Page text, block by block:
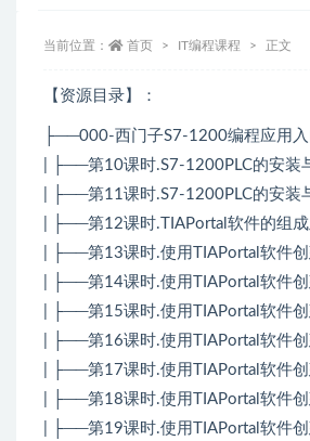
当前位置： 首页 IT编程课程 正文
【资源目录】：
├──000-西门子S7-1200编程应用入
| ├──第10课时.S7-1200PLC的安装
| ├──第11课时.S7-1200PLC的安装
| ├──第12课时.TIAPortal软件的组
| ├──第13课时.使用TIAPortal软件
| ├──第14课时.使用TIAPortal软件
| ├──第15课时.使用TIAPortal软件
| ├──第16课时.使用TIAPortal软件
| ├──第17课时.使用TIAPortal软件
| ├──第18课时.使用TIAPortal软件
| ├──第19课时.使用TIAPortal软件